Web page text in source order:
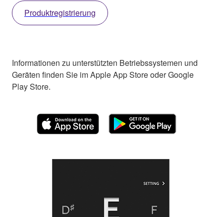
Produktregistrierung
Informationen zu unterstützten Betriebssystemen und
Geräten finden Sie im Apple App Store oder Google
Play Store.